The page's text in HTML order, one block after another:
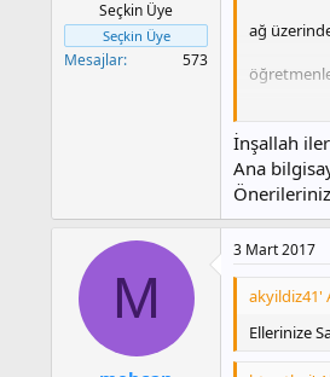
Seçkin Üye
Seçkin Üye
Mesajlar 573
ağ
başarılar
İnşallah
Ana
M
3 Mart 2017
akyildiz41'
Ellerinize